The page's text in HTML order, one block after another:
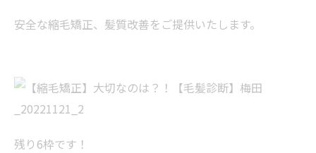
安全な縮毛矯正、髪質改善をご提供いたします。
残り6枠です！